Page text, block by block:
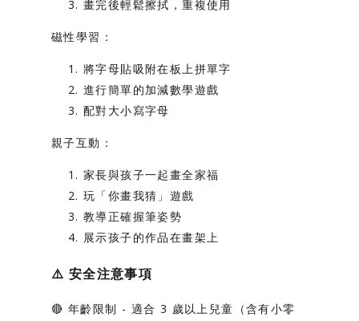
畫完後輕鬆擦拭，重複使用
磁性學習：
將字母貼吸附在板上拼單字
進行簡單的加減數學遊戲
配對大小寫字母
親子互動：
家長與孩子一起畫全家福
玩「你畫我猜」遊戲
教導正確握筆姿勢
展示孩子的作品在畫架上
⚠️ 安全注意事項
🔴 年齡限制 - 適合 3 歲以上兒童（含有小零